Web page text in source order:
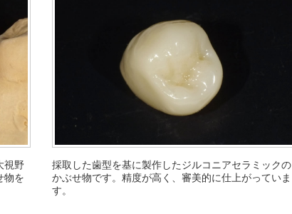
視野
物を
採取した歯型を基に製作したジルコニアセラミックの
かぶせ物です。精度が高く、審美的に仕上がっていま
す。